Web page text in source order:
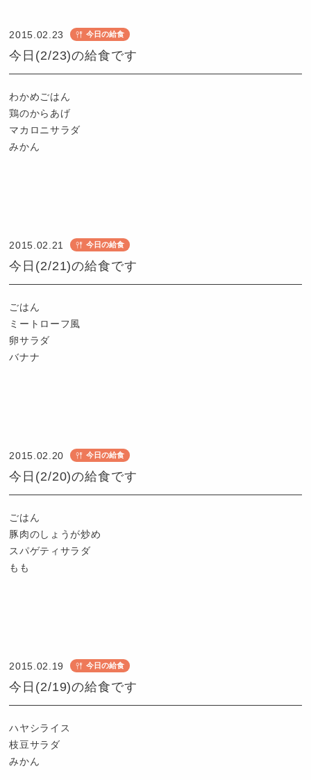
も
園
つ
ば
め
2015.02.23 今日の給食
今日(2/23)の給食です
わかめごはん
鶏のからあげ
マカロニサラダ
みかん
も
園
つ
ば
め
2015.02.21 今日の給食
今日(2/21)の給食です
ごはん
ミートローフ風
卵サラダ
バナナ
も
園
つ
ば
め
2015.02.20 今日の給食
今日(2/20)の給食です
ごはん
豚肉のしょうが炒め
スパゲティサラダ
もも
も
園
つ
ば
め
2015.02.19 今日の給食
今日(2/19)の給食です
ハヤシライス
枝豆サラダ
みかん